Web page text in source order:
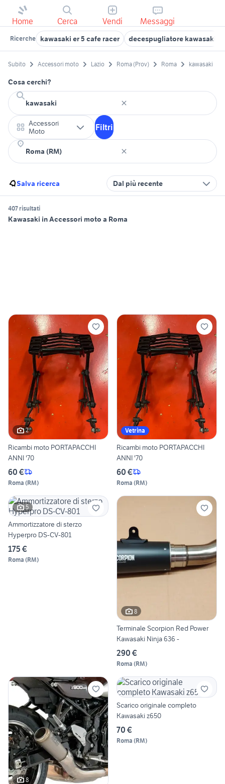
Home Cerca Vendi Messaggi
Ricerche kawasaki er 5 cafe racer decespugliatore kawasaki
Subito Accessori moto Lazio Roma (Prov) Roma kawasaki
Cosa cerchi?
Accessori
Moto
Filtri
Salva ricerca Dal più recente
407 risultati
Kawasaki in Accessori moto a Roma
2
Ricambi moto PORTAPACCHI
ANNI '70
60 €
Roma (RM)
Vetrina
Ricambi moto PORTAPACCHI
ANNI '70
60 €
Roma (RM)
5
Ammortizzatore di sterzo
Hyperpro DS-CV-801
175 €
Roma (RM)
8
Terminale Scorpion Red Power
Kawasaki Ninja 636 -
290 €
Roma (RM)
8
Scarico originale completo
Kawasaki z650
70 €
Roma (RM)